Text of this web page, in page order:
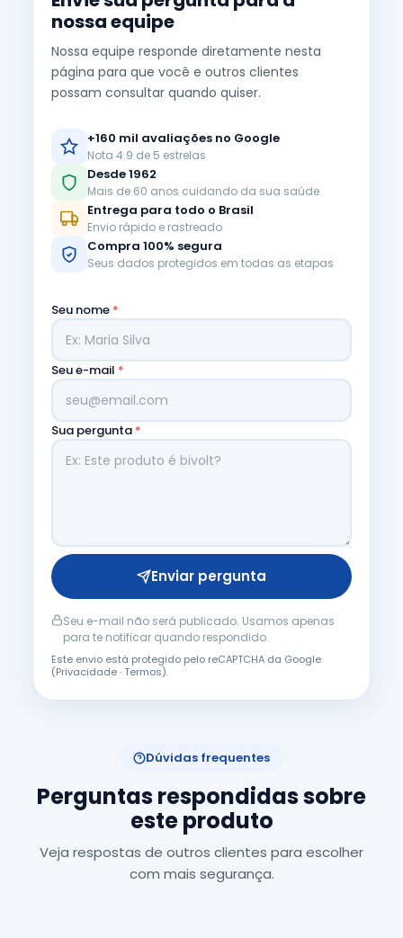
nossa equipe
Nossa equipe responde diretamente nesta
página para que você e outros clientes
possam consultar quando quiser.
+160 mil avaliações no Google
Nota 4.9 de 5 estrelas
Desde 1962
Mais de 60 anos cuidando da sua saúde
Entrega para todo o Brasil
Envio rápido e rastreado
Compra 100% segura
Seus dados protegidos em todas as etapas
Seu nome *
Seu e-mail *
Sua pergunta *
Enviar pergunta
Seu e-mail não será publicado. Usamos apenas
para te notificar quando respondido.
Este envio está protegido pelo reCAPTCHA da Google
(Privacidade·Termos).
Dúvidas frequentes
Perguntas respondidas sobre
este produto
Veja respostas de outros clientes para escolher
com mais segurança.